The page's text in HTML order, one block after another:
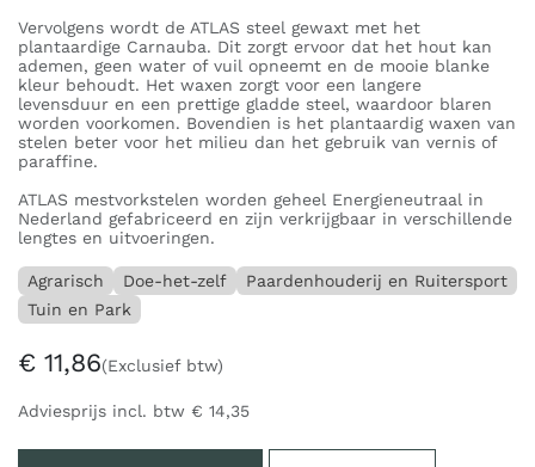
Vervolgens wordt de ATLAS steel gewaxt met het
plantaardige Carnauba. Dit zorgt ervoor dat het hout kan
ademen, geen water of vuil opneemt en de mooie blanke
kleur behoudt. Het waxen zorgt voor een langere
levensduur en een prettige gladde steel, waardoor blaren
worden voorkomen. Bovendien is het plantaardig waxen van
stelen beter voor het milieu dan het gebruik van vernis of
paraffine.
ATLAS mestvorkstelen worden geheel Energieneutraal in
Nederland gefabriceerd en zijn verkrijgbaar in verschillende
lengtes en uitvoeringen.
Agrarisch Doe-het-zelf
Paardenhouderij en Ruitersport
Tuin en Park
€ 11,86(Exclusief btw)
Adviesprijs incl. btw € 14,35